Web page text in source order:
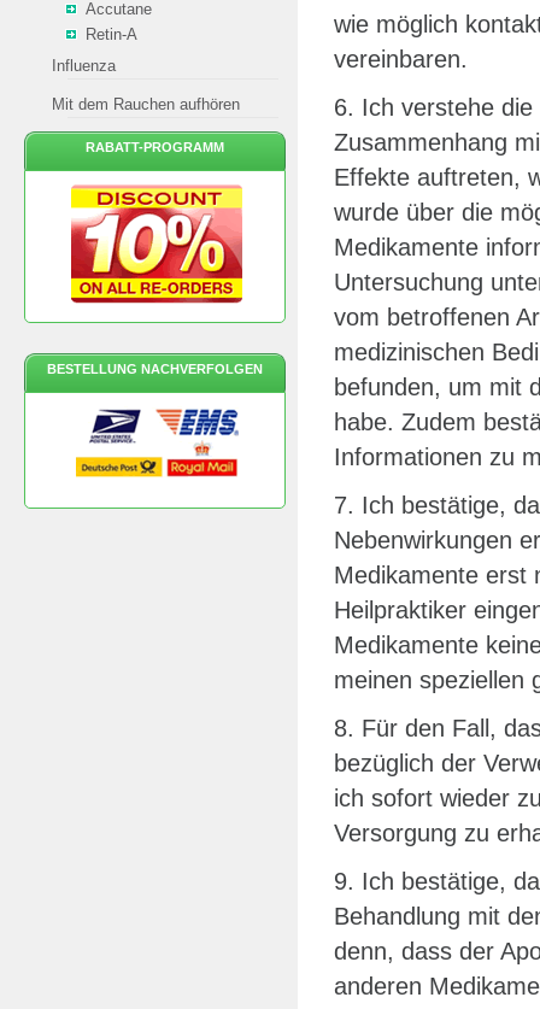
wie möglich
vereinbaren.
6. Ich verstehe
Zusammenhang
Effekte auftreten,
wurde über die
Medikamente
Untersuchung
vom betroffenen
medizinischen
befunden, um mit
habe. Zudem
Informationen zu
7. Ich bestätige,
Nebenwirkungen
Medikamente erst
Heilpraktiker
Medikamente
meinen speziellen
8. Für den Fall,
bezüglich der
ich sofort wieder
Versorgung zu
9. Ich bestätige,
Behandlung mit
denn, dass der
anderen
Accutane
Retin-A
Influenza
Mit dem Rauchen aufhören
RABATT-PROGRAMM
BESTELLUNG NACHVERFOLGEN